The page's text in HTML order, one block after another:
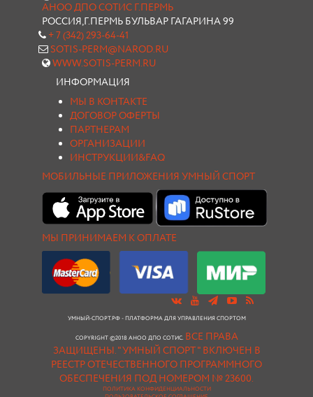
АНОО ДПО СОТИС Г.ПЕРМЬ
РОССИЯ,Г.ПЕРМЬ БУЛЬВАР ГАГАРИНА 99
+ 7 (342) 293-64-41
SOTIS-PERM@NAROD.RU
WWW.SOTIS-PERM.RU
ИНФОРМАЦИЯ
МЫ В КОНТАКТЕ
ДОГОВОР ОФЕРТЫ
ПАРТНЕРАМ
ОРГАНИЗАЦИИ
ИНСТРУКЦИИ&FAQ
МОБИЛЬНЫЕ ПРИЛОЖЕНИЯ УМНЫЙ СПОРТ
МЫ ПРИНИМАЕМ К ОПЛАТЕ
УМНЫЙ-СПОРТ.РФ - ПЛАТФОРМА ДЛЯ УПРАВЛЕНИЯ СПОРТОМ
COPYRIGHT ©2018 АНОО ДПО СОТИС. ВСЕ ПРАВА
ЗАЩИЩЕНЫ."УМНЫЙ СПОРТ " ВКЛЮЧЕН В
РЕЕСТР ОТЕЧЕСТВЕННОГО ПРОГРАММНОГО
ОБЕСПЕЧЕНИЯ ПОД НОМЕРОМ № 23600.
ПОЛИТИКА КОНФИДЕНЦИАЛЬНОСТИ